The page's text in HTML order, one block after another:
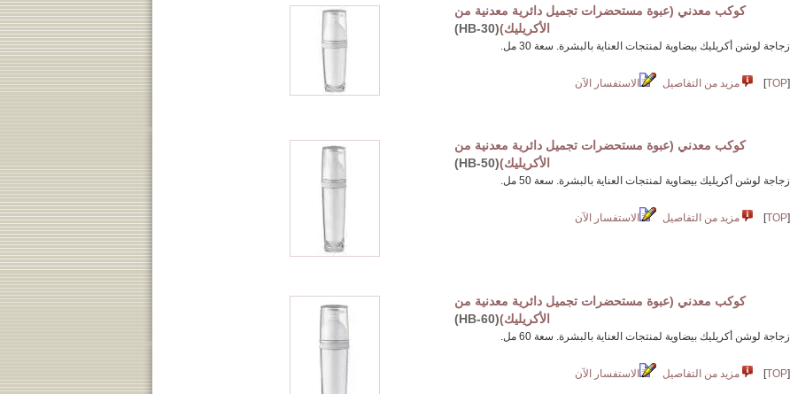
كوكب معدني (عبوة مستحضرات تجميل دائرية معدنية من
الأكريليك)(HB-30)
زجاجة لوشن أكريليك بيضاوية لمنتجات العناية بالبشرة. سعة 30 مل.
[
TOP
] مزيد من التفاصيل الاستفسار الآن
كوكب معدني (عبوة مستحضرات تجميل دائرية معدنية من
الأكريليك)(HB-50)
زجاجة لوشن أكريليك بيضاوية لمنتجات العناية بالبشرة. سعة 50 مل.
[
TOP
] مزيد من التفاصيل الاستفسار الآن
كوكب معدني (عبوة مستحضرات تجميل دائرية معدنية من
الأكريليك)(HB-60)
زجاجة لوشن أكريليك بيضاوية لمنتجات العناية بالبشرة. سعة 60 مل.
[
TOP
] مزيد من التفاصيل الاستفسار الآن